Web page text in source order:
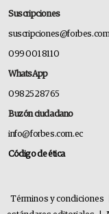
Suscripciones
099 001 8110
WhatsApp
0982528765
Buzón ciudadano
info@forbes.com.ec
Código de ética
Términos y condiciones